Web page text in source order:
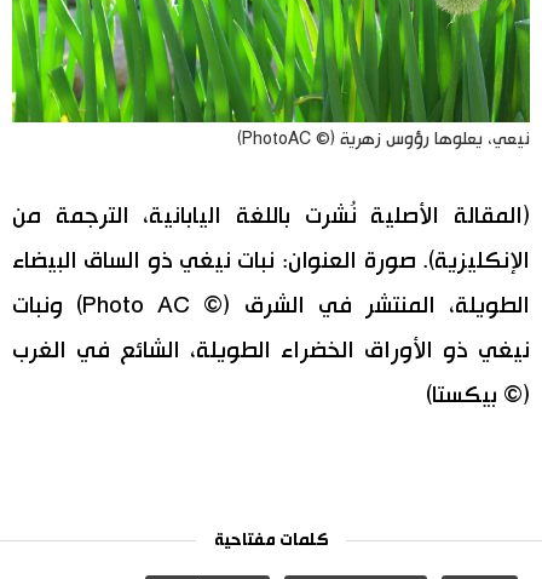
نيعي، يعلوها رؤوس زهرية (© PhotoAC)
(المقالة الأصلية نُشرت باللغة اليابانية، الترجمة من
الإنكليزية). صورة العنوان: نبات نيغي ذو الساق البيضاء
الطويلة، المنتشر في الشرق (© Photo AC) ونبات
نيغي ذو الأوراق الخضراء الطويلة، الشائع في الغرب
(© بيكستا)
كلمات مفتاحية